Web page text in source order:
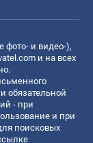
фото- и видео-),
и на всех
обязательной
- при
и при
поисковых